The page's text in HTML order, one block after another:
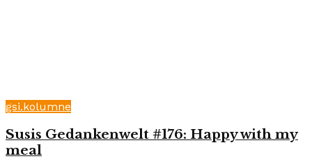
gsi.kolumne
Susis Gedankenwelt #176: Happy with my
meal